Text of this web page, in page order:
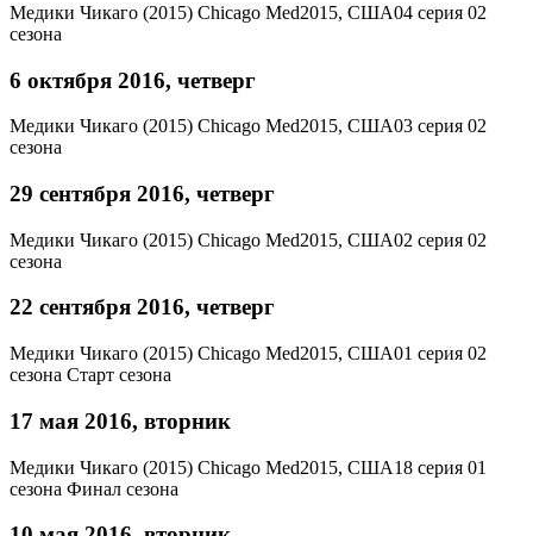
Медики Чикаго (2015) Chicago Med2015, США04 серия 02
сезона
6 октября 2016, четверг
Медики Чикаго (2015) Chicago Med2015, США03 серия 02
сезона
29 сентября 2016, четверг
Медики Чикаго (2015) Chicago Med2015, США02 серия 02
сезона
22 сентября 2016, четверг
Медики Чикаго (2015) Chicago Med2015, США01 серия 02
сезона Старт сезона
17 мая 2016, вторник
Медики Чикаго (2015) Chicago Med2015, США18 серия 01
сезона Финал сезона